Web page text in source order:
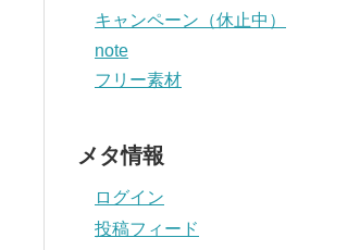
キャンペーン（休止中）
note
フリー素材
メタ情報
ログイン
投稿フィード